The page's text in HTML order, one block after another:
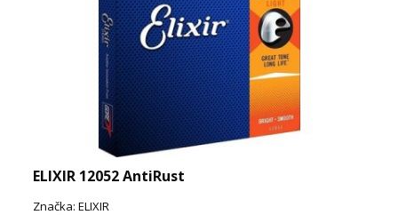
ELIXIR 12052 AntiRust
Značka: ELIXIR